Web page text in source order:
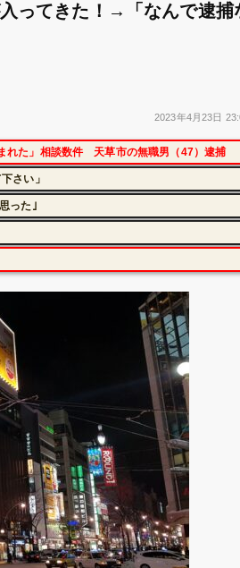
ってきた！→「なんで逮捕
2023年4月23日
れた」相談数件 天草市の無職男（47）逮捕
さい」
った｣